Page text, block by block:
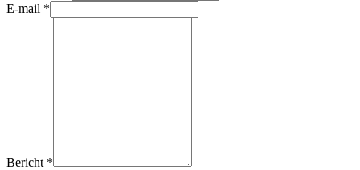
E-mail *
Bericht *